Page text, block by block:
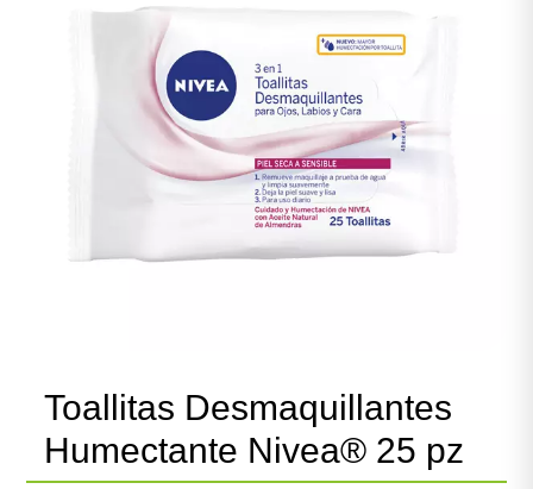
Toallitas Desmaquillantes
Humectante Nivea® 25 pz